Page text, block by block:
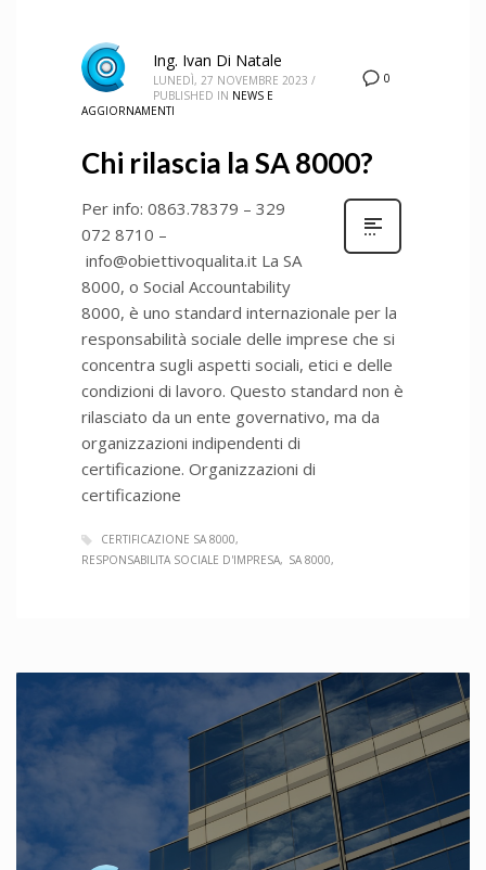
0
Ing. Ivan Di Natale
LUNEDÌ, 27 NOVEMBRE 2023 /
PUBLISHED IN NEWS E
AGGIORNAMENTI
Chi rilascia la SA 8000?
Per info: 0863.78379 – 329
072 8710 –
info@obiettivoqualita.it La SA
8000, o Social Accountability
8000, è uno standard internazionale per la
responsabilità sociale delle imprese che si
concentra sugli aspetti sociali, etici e delle
condizioni di lavoro. Questo standard non è
rilasciato da un ente governativo, ma da
organizzazioni indipendenti di
certificazione. Organizzazioni di
certificazione
CERTIFICAZIONE SA 8000
RESPONSABILITA SOCIALE D'IMPRESA
SA 8000